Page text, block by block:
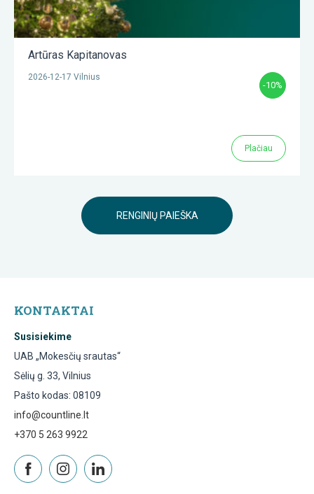
Artūras Kapitanovas
2026-12-17 Vilnius
-10%
Plačiau
RENGINIŲ PAIEŠKA
KONTAKTAI
Susisiekime
UAB „Mokesčių srautas“
Sėlių g. 33, Vilnius
Pašto kodas: 08109
info@countline.lt
+370 5 263 9922